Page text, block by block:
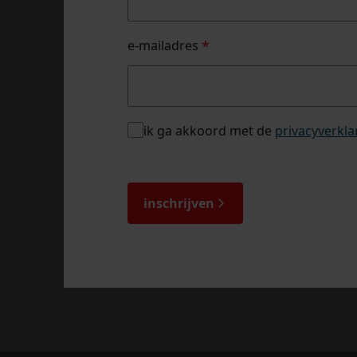
e-mailadres *
privacybeleid
ik ga akkoord met de
inschrijven